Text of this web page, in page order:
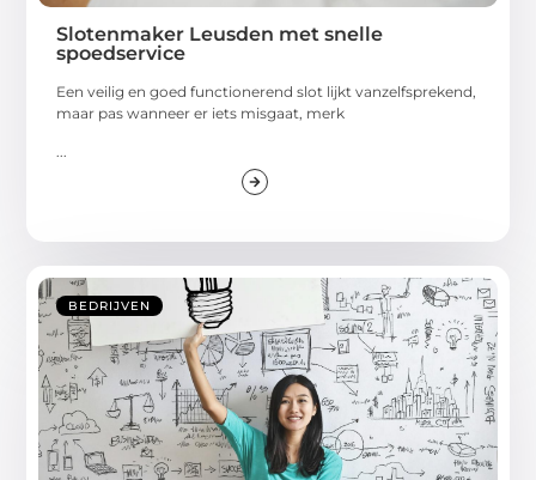
Slotenmaker Leusden met snelle
spoedservice
Een veilig en goed functionerend slot lijkt vanzelfsprekend,
maar pas wanneer er iets misgaat, merk
...
BEDRIJVEN